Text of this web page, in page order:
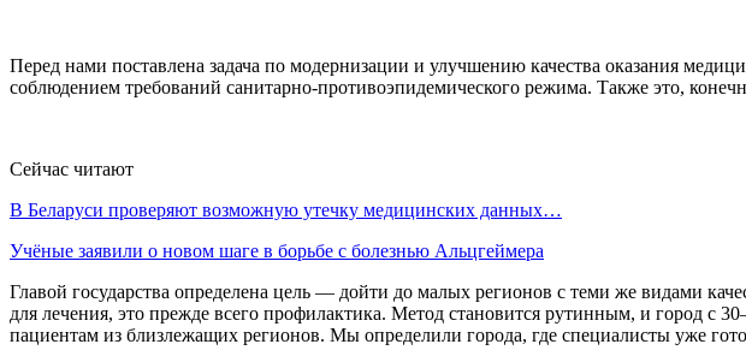
Перед нами поставлена задача по модернизации и улучшению качества оказания
соблюдением требований санитарно-противоэпидемического режима. Также это,
Сейчас читают
В Беларуси проверяют возможную утечку медицинских данных…
Учёные заявили о новом шаге в борьбе с болезнью Альцгеймера
Главой государства определена цель — дойти до малых регионов с теми же видами
для лечения, это прежде всего профилактика. Метод становится рутинным, и город с
пациентам из близлежащих регионов. Мы определили города, где специалисты уже